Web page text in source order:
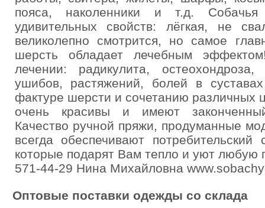
пояса, наколенники и т.д.
удивительных свойств: лёгкая, не
великолепно смотрится, но самое
шерсть обладает лечебным
лечении: радикулита,
ушибов, растяжений, болей в
фактуре шерсти и сочетанию различных
очень красивы и имеют
Качество ручной пряжи, продуманные
всегда обеспечивают
которые подарят Вам тепло и уют любую
571-44-29 Нина Михайловна
Оптовые поставки одежды со склада